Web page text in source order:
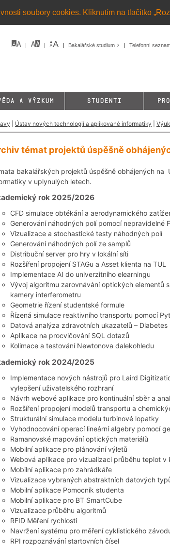
soubory cookies. Kliknutím na tlačítko
Bakalářské studium Telefonní
A VÝZKUM STUDENTI
Ústav nových technologií a aplikované informatiky
témat projektů úspěšně
bakalářských projektů úspěšně obhájených na
v uplynulých letech.
rok 2025/2026
CFD simulace obtékání a aerodynamického
Generování náhodných polí pomocí nepravidelné
Vizualizace a stochastické testy náhodných polí
Generování náhodných polí ze samplů
Distribuční server pro hry v lokální síti
Rozšíření propojení STAGu a Asset klienta na TUL
Implementace AI do univerzitního elearningu
Vývoj algoritmu zarovnávání optických elementů
kamery interferometru
Geometrie řízení studentské formule
Řízená simulace reaktivního transportu pomocí
Datová analýza zdravotních ukazatelů –
Aplikace na procvičování SQL dotazů
Kolimace a testování Newtonova dalekohledu
rok 2024/2025
Implementace nových nástrojů pro Laird
vylepšení uživatelského rozhraní
Návrh webové aplikace pro kontinuální sběr a
Rozšíření propojení modelů transportu a
Strukturální simulace modelu turbinové lopatky
Vyhodnocování operací lineární algebry pomocí
Ramanovské mapování optických materiálů
Mobilní aplikace pro plánování výletů
Webová aplikace pro vizualizaci průběhu teplot v
Mobilní aplikace pro zahrádkáře
Vizualizace vybraných abstraktních datových
Mobilní aplikace Pomocník studenta
Mobilní aplikace pro BT SmartCube
Vizualizace průběhu algoritmů
RFID Měření rychlosti
Navržení systému pro měření cyklistického
RPI rozpoznávání startovních čísel